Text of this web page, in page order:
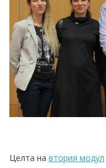
Целта на втория модул